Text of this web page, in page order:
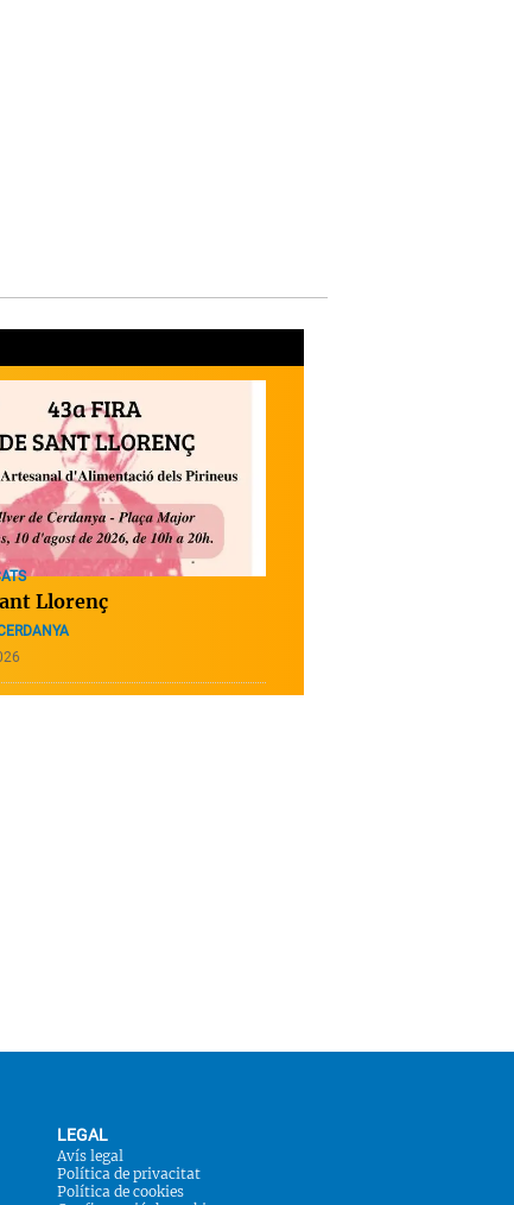
Llorenç
LEGAL
Avís legal
Política de privacitat
Política de cookies